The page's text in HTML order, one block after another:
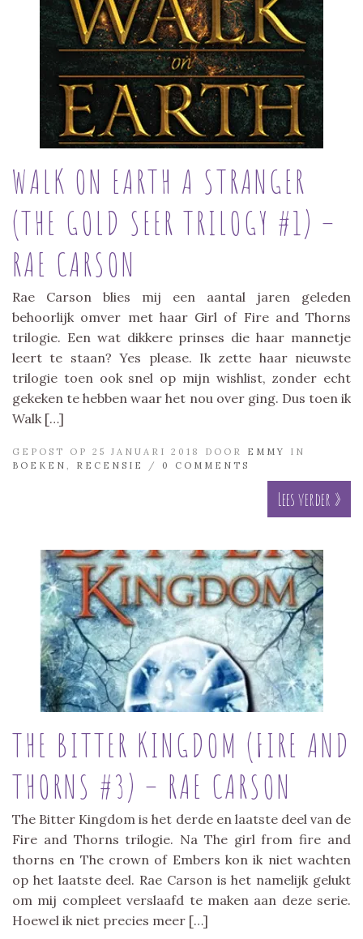
WALK ON EARTH A STRANGER
(THE GOLD SEER TRILOGY #1) –
RAE CARSON
Rae Carson blies mij een aantal jaren geleden
behoorlijk omver met haar Girl of Fire and Thorns
trilogie. Een wat dikkere prinses die haar mannetje
leert te staan? Yes please. Ik zette haar nieuwste
trilogie toen ook snel op mijn wishlist, zonder echt
gekeken te hebben waar het nou over ging. Dus toen ik
Walk […]
GEPOST OP 25 JANUARI 2018 DOOR EMMY
IN
BOEKEN
RECENSIE / 0 COMMENTS
Lees verder »
THE BITTER KINGDOM (FIRE AND
THORNS #3) – RAE CARSON
The Bitter Kingdom is het derde en laatste deel van de
Fire and Thorns trilogie. Na The girl from fire and
thorns en The crown of Embers kon ik niet wachten
op het laatste deel. Rae Carson is het namelijk gelukt
om mij compleet verslaafd te maken aan deze serie.
Hoewel ik niet precies meer […]